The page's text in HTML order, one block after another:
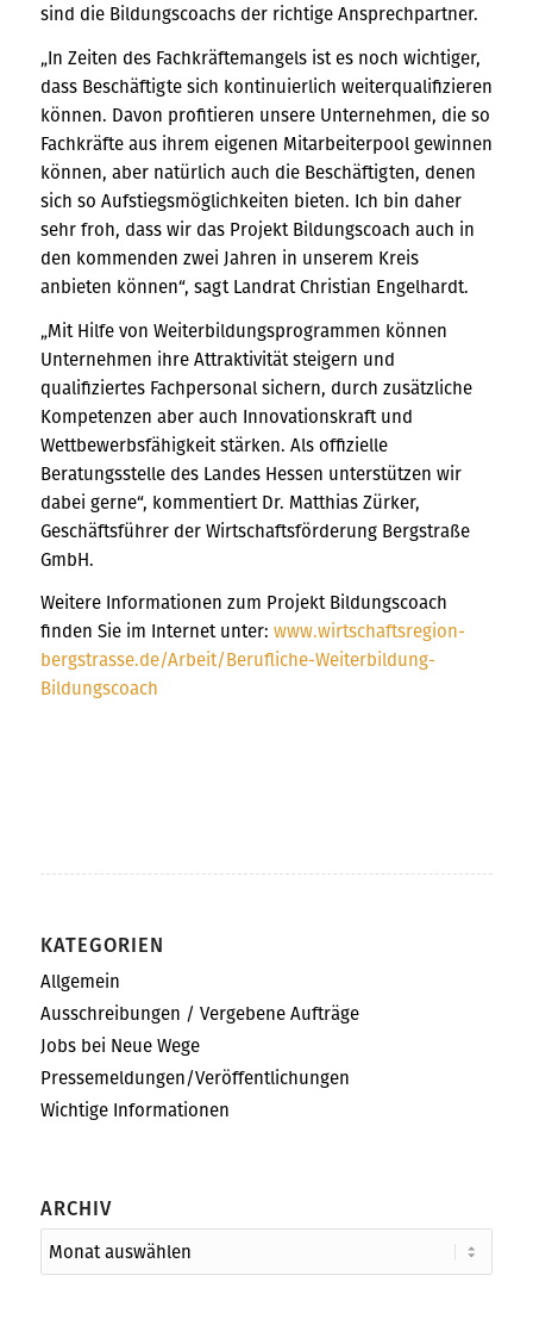
sind die Bildungscoachs der richtige Ansprechpartner.
„In Zeiten des Fachkräftemangels ist es noch wichtiger,
dass Beschäftigte sich kontinuierlich weiterqualifizieren
können. Davon profitieren unsere Unternehmen, die so
Fachkräfte aus ihrem eigenen Mitarbeiterpool gewinnen
können, aber natürlich auch die Beschäftigten, denen
sich so Aufstiegsmöglichkeiten bieten. Ich bin daher
sehr froh, dass wir das Projekt Bildungscoach auch in
den kommenden zwei Jahren in unserem Kreis
anbieten können“, sagt Landrat Christian Engelhardt.
„Mit Hilfe von Weiterbildungsprogrammen können
Unternehmen ihre Attraktivität steigern und
qualifiziertes Fachpersonal sichern, durch zusätzliche
Kompetenzen aber auch Innovationskraft und
Wettbewerbsfähigkeit stärken. Als offizielle
Beratungsstelle des Landes Hessen unterstützen wir
dabei gerne“, kommentiert Dr. Matthias Zürker,
Geschäftsführer der Wirtschaftsförderung Bergstraße
GmbH.
Weitere Informationen zum Projekt Bildungscoach
finden Sie im Internet unter: www.wirtschaftsregion-
bergstrasse.de/Arbeit/Berufliche-Weiterbildung-
Bildungscoach
KATEGORIEN
Allgemein
Ausschreibungen / Vergebene Aufträge
Jobs bei Neue Wege
Pressemeldungen/Veröffentlichungen
Wichtige Informationen
ARCHIV